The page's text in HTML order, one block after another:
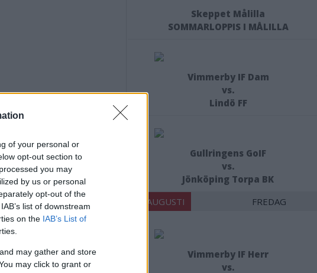
of your personal or
opt-out section to
you may
by us or personal
opt-out of the
list of downstream
on the IAB’s List of
may gather and store
may click to grant or
besöket:
Skeppet Målilla
SOMMARLOPPIS I MÅLILLA
Vimmerby IF Dam
vs.
Lindö FF
Gullringens GoIF
vs.
Jönköping Torpa BK
21 AUGUSTI FREDAG
Vimmerby IF Herr
vs.